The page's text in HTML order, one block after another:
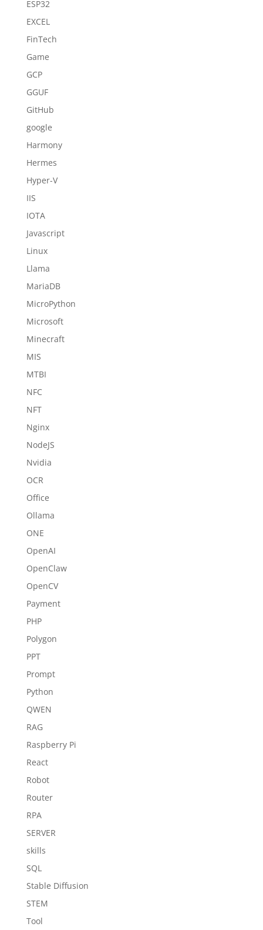
ESP32
EXCEL
FinTech
Game
GCP
GGUF
GitHub
google
Harmony
Hermes
Hyper-V
IIS
IOTA
Javascript
Linux
Llama
MariaDB
MicroPython
Microsoft
Minecraft
MIS
MTBI
NFC
NFT
Nginx
NodeJS
Nvidia
OCR
Office
Ollama
ONE
OpenAI
OpenClaw
OpenCV
Payment
PHP
Polygon
PPT
Prompt
Python
QWEN
RAG
Raspberry Pi
React
Robot
Router
RPA
SERVER
skills
SQL
Stable Diffusion
STEM
Tool